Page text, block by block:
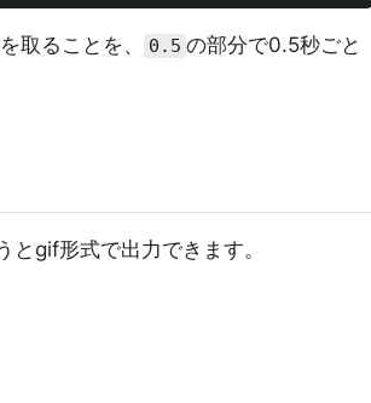
取ることを、 0.5 の部分で0.5秒ごと
gif形式で出力できます。